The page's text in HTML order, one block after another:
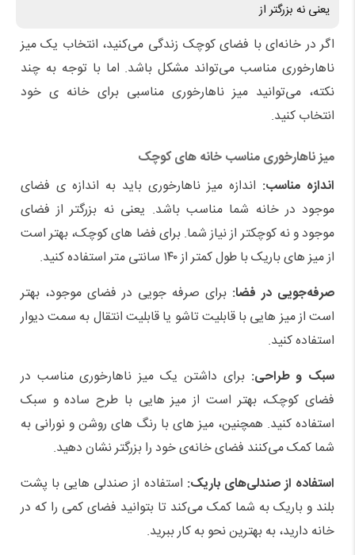
یعنی نه بزرگتر از
اگر در خانه‌ای با فضای کوچک زندگی می‌کنید، انتخاب یک میز
ناهارخوری مناسب می‌تواند مشکل باشد. اما با توجه به چند
نکته، می‌توانید میز ناهارخوری مناسبی برای خانه ‌ی خود
انتخاب کنید.
میز ناهارخوری مناسب خانه های کوچک
اندازه مناسب: اندازه میز ناهارخوری باید به اندازه ‌ی فضای
موجود در خانه شما مناسب باشد. یعنی نه بزرگتر از فضای
موجود و نه کوچکتر از نیاز شما. برای فضا های کوچک، بهتر است
از میز های باریک با طول کمتر از ۱۴۰ سانتی ‌متر استفاده کنید.
صرفه‌جویی در فضا: برای صرفه‌ جویی در فضای موجود، بهتر
است از میز هایی با قابلیت تاشو یا قابلیت انتقال به سمت دیوار
استفاده کنید.
سبک و طراحی: برای داشتن یک میز ناهارخوری مناسب در
فضای کوچک، بهتر است از میز هایی با طرح ساده و سبک
استفاده کنید. همچنین، میز های با رنگ‌ های روشن و نورانی به
شما کمک می‌کنند فضای خانه‌ی خود را بزرگتر نشان دهید.
استفاده از صندلی‌های باریک: استفاده از صندلی‌ هایی با پشت
بلند و باریک به شما کمک می‌کند تا بتوانید فضای کمی را که در
خانه دارید، به بهترین نحو به کار ببرید.